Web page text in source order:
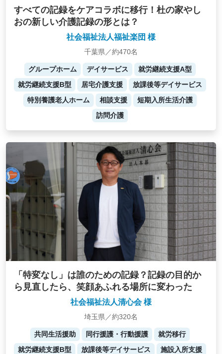
すべての記録をケアコラボに移行！杜の家やし
おの新しい介護記録の形とは？
社会福祉法人福祉楽団 様
千葉県／約470名
グループホーム デイサービス
就労継続支援A型
就労継続支援B型
居宅介護支援
放課後等デイサービス
特別養護老人ホーム
相談支援
短期入所生活介護
訪問介護
「特変なし」は誰のための記録？記録の目的か
ら見直したら、笑顔あふれる場所に変わった
社会福祉法人清心会 様
埼玉県／約320名
共同生活援助 同行援護・行動援護
就労移行
就労継続支援B型
放課後等デイサービス
施設入所支援